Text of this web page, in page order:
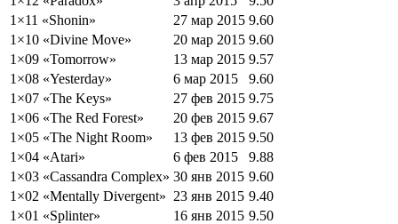
1×11 «Shonin» 27 мар 2015 9.60
1×10 «Divine Move» 20 мар 2015 9.60
1×09 «Tomorrow» 13 мар 2015 9.57
1×08 «Yesterday» 6 мар 2015
9.60
1×07 «The Keys» 27 фев 2015 9.75
1×06 «The Red Forest» 20 фев 2015 9.67
1×05 «The Night Room» 13 фев 2015 9.50
1×04 «Atari» 6 фев 2015
9.88
1×03 «Cassandra Complex» 30 янв 2015 9.60
1×02 «Mentally Divergent» 23 янв 2015 9.40
1×01 «Splinter» 16 янв 2015 9.50